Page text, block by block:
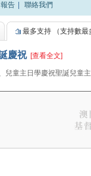
報告 聯絡我們
最多支持 （支持數最
慶祝 [查看全文]
兒童主日學慶祝聖誕兒童